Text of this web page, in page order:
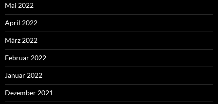
Mai 2022
April 2022
März 2022
Februar 2022
Januar 2022
Dezember 2021